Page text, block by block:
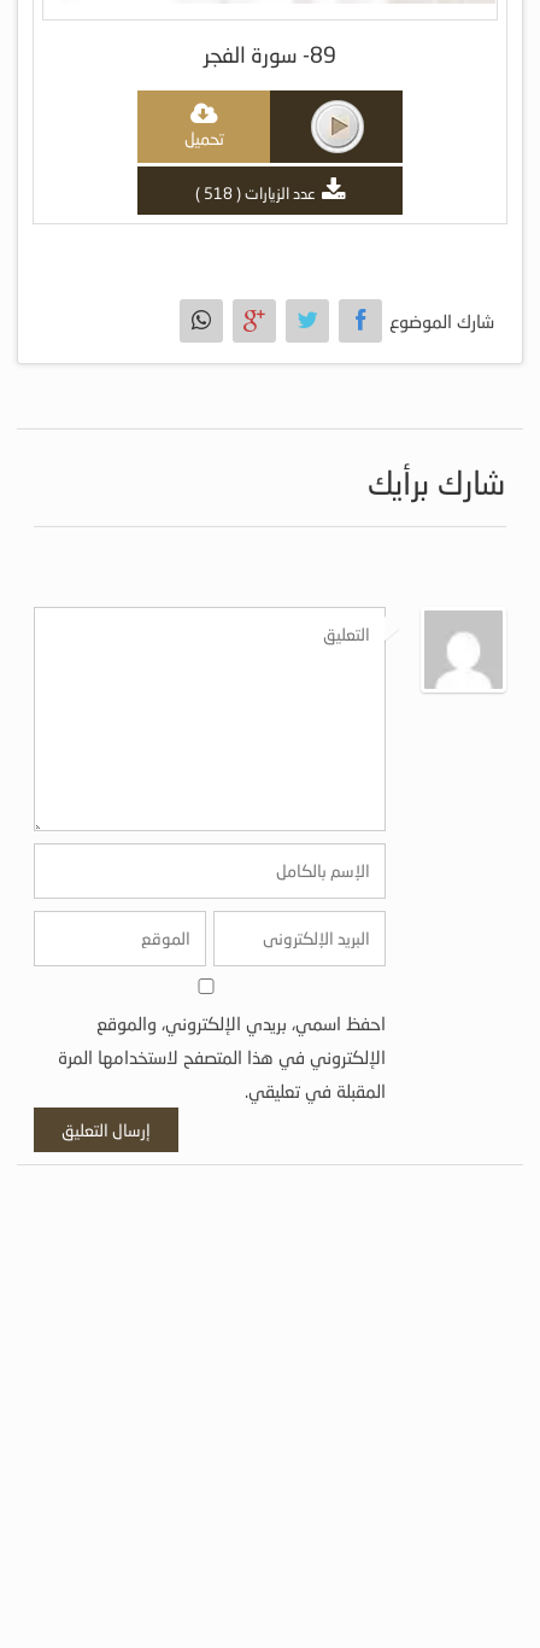
89- سورة الفجر
تحميل
عدد الزيارات ( 518 )
شارك الموضوع
شارك برأيك
احفظ اسمي، بريدي الإلكتروني، والموقع
الإلكتروني في هذا المتصفح لاستخدامها المرة
المقبلة في تعليقي.